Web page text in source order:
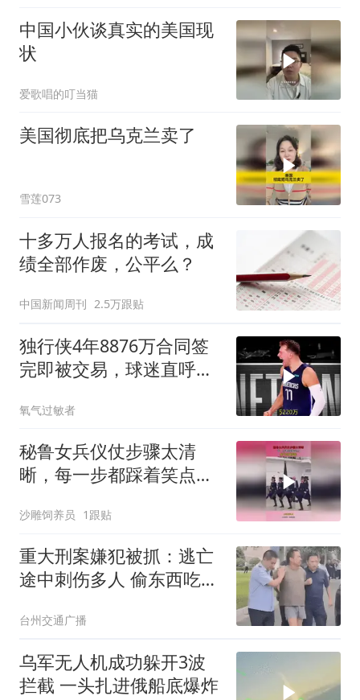
中国小伙谈真实的美国现
状
爱歌唱的叮当猫
美国彻底把乌克兰卖了
雪莲073
十多万人报名的考试，成
绩全部作废，公平么？
中国新闻周刊 2.5万跟贴
独行侠4年8876万合同签
完即被交易，球迷直呼看
氧气过敏者
秘鲁女兵仪仗步骤太清
晰，每一步都踩着笑点，
沙雕饲养员 1跟贴
重大刑案嫌犯被抓：逃亡
途中刺伤多人 偷东西吃被
台州交通广播
乌军无人机成功躲开3波
拦截 一头扎进俄船底爆炸